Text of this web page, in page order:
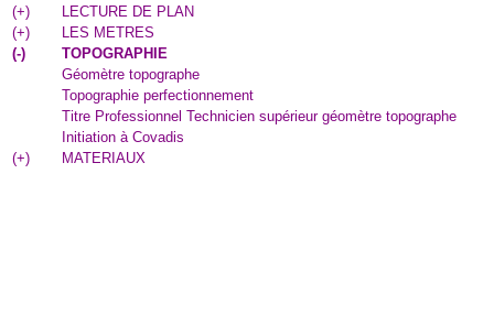
(+)
LECTURE DE PLAN
(+)
LES METRES
(-)
TOPOGRAPHIE
Géomètre topographe
Topographie perfectionnement
Titre Professionnel Technicien supérieur géomètre topographe
Initiation à Covadis
(+) MATERIAUX